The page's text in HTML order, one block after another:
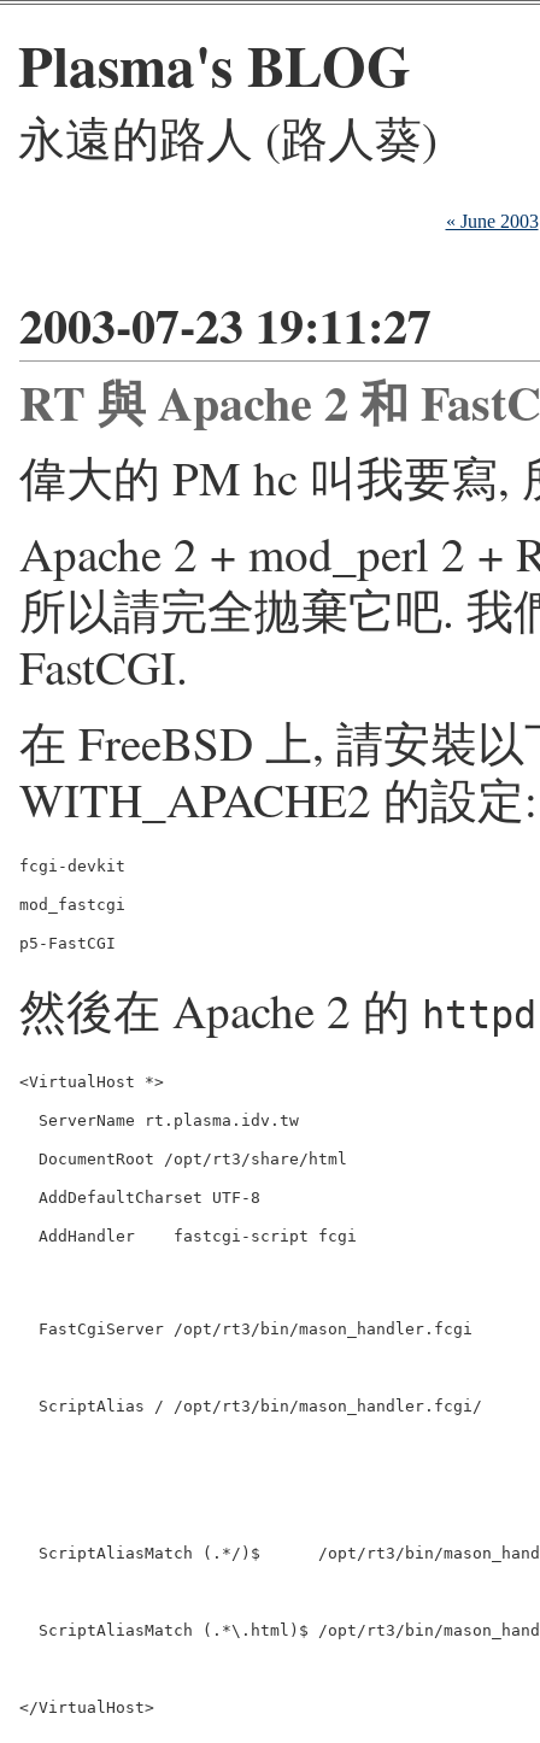
Plasma's BLOG
永遠的路人 (路人葵)
« June 2003
2003-07-23 19:11:27
RT 與 Apache 2 和
偉大的 PM hc 叫我要寫,
Apache 2 + mod_perl 2
所以請完全拋棄它吧. 我
FastCGI.
在 FreeBSD 上, 請安裝
WITH_APACHE2 的設定:
fcgi-devkit
mod_fastcgi
然後在 Apache 2 的
<VirtualHost *>
  ServerName rt.plasma.idv.tw
  DocumentRoot /opt/rt3/share/html
  AddDefaultCharset UTF-8
  AddHandler    fastcgi-script fcgi
  FastCgiServer /opt/rt3/bin/mason_handler.fcgi
  ScriptAlias / /opt/rt3/bin/mason_handler.fcgi/
ScriptAliasMatch (.*/)$      /opt/rt3/bin/
ScriptAliasMatch (.*\.html)$ /opt/rt3/bin/
</VirtualHost>